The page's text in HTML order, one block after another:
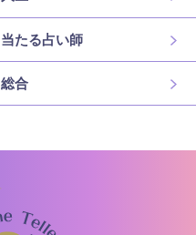
当たる占い師
総合